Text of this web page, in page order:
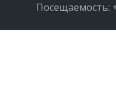
Посещаемость: